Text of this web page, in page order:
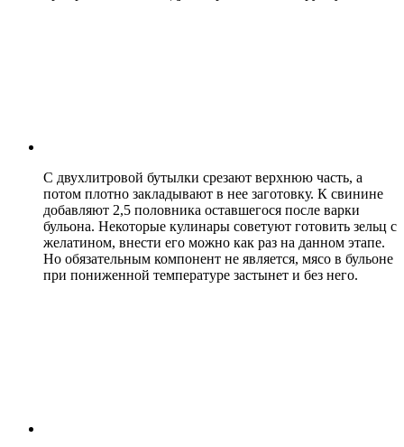
С двухлитровой бутылки срезают верхнюю часть, а
потом плотно закладывают в нее заготовку. К свинине
добавляют 2,5 половника оставшегося после варки
бульона. Некоторые кулинары советуют готовить зельц с
желатином, внести его можно как раз на данном этапе.
Но обязательным компонент не является, мясо в бульоне
при пониженной температуре застынет и без него.